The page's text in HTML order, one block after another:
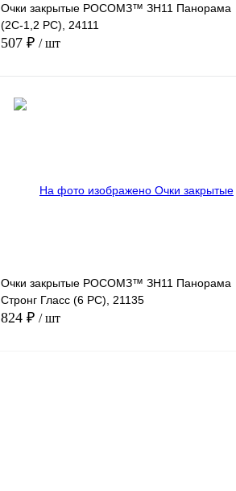
Очки закрытые РОСОМЗ™ ЗН11 Панорама
(2С-1,2 PС), 24111
507 ₽ / шт
В избранное
В
Очки закрытые РОСОМЗ™ ЗН11 Панорама
Стронг Гласс (6 РС), 21135
824 ₽ / шт